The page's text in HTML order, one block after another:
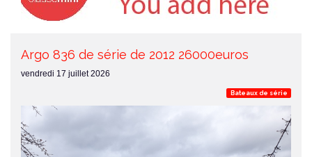
Argo 836 de série de 2012 26000euros
vendredi 17 juillet 2026
Bateaux de série